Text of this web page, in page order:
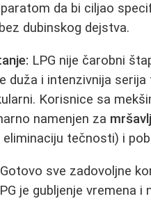
da bi ciljao
dubinskog dejstva.
LPG nije čarobni
duža i intenzivnija
Korisnice sa
namenjen za
tečnosti) i
Gotovo sve zadovoljne
je gubljenje vremena i